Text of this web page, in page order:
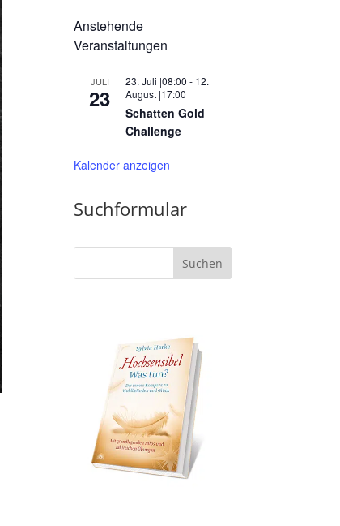
Anstehende
Veranstaltungen
JULI
23
23. Juli |08:00 - 12.
August |17:00
Schatten Gold
Challenge
Kalender anzeigen
Suchformular